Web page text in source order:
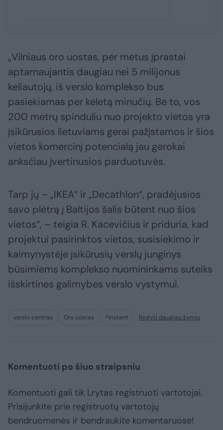
„Vilniaus oro uostas, per metus įprastai
aptarnaujantis daugiau nei 5 milijonus
keliautojų, iš verslo komplekso bus
pasiekiamas per keletą minučių. Be to, vos
200 metrų spinduliu nuo projekto vietos yra
įsikūrusios lietuviams gerai pažįstamos ir šios
vietos komercinį potencialą jau gerokai
anksčiau įvertinusios parduotuvės.
Tarp jų – „IKEA“ ir „Decathlon“, pradėjusios
savo plėtrą į Baltijos šalis būtent nuo šios
vietos“, – teigia R. Kacevičius ir priduria, kad
projektui pasirinktos vietos, susisiekimo ir
kaimynystėje įsikūrusių verslų junginys
būsimiems komplekso nuomininkams suteiks
išskirtines galimybes verslo vystymui.
verslo centras Oro uostas ^Instant Rodyti daugiau žymių
Komentuoti po šiuo straipsniu
Komentuoti gali tik Lrytas registruoti vartotojai.
Prisijunkite prie registruotų vartotojų
bendruomenės ir bendraukite komentaruose!